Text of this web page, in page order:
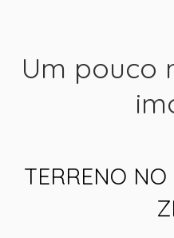
ver
Um pouco
TERRENO NO